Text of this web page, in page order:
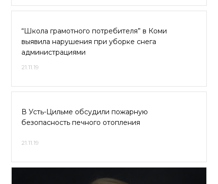
“Школа грамотного потребителя” в Коми
выявила нарушения при уборке снега
администрациями
21.11.19
В Усть-Цильме обсудили пожарную
безопасность печного отопления
21.11.19